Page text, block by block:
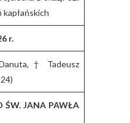
kapłańskich
r.
† Tadeusz
ŚW. JANA PAWŁA